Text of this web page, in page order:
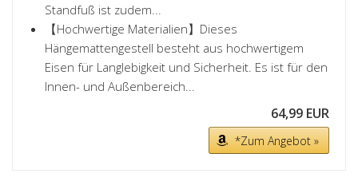
Standfuß ist zudem...
【Hochwertige Materialien】Dieses
Hängemattengestell besteht aus hochwertigem
Eisen für Langlebigkeit und Sicherheit. Es ist für den
Innen- und Außenbereich...
64,99 EUR
*Zum Angebot »